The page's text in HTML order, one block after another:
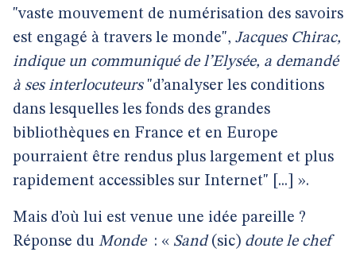
"vaste mouvement de numérisation des savoirs
est engagé à travers le monde", Jacques Chirac,
indique un communiqué de l’Elysée, a demandé
à ses interlocuteurs"d’analyser les conditions
dans lesquelles les fonds des grandes
bibliothèques en France et en Europe
pourraient être rendus plus largement et plus
rapidement accessibles sur Internet" [...] ».
Mais d’où lui est venue une idée pareille ?
Réponse du Monde : « Sand (sic) doute le chef